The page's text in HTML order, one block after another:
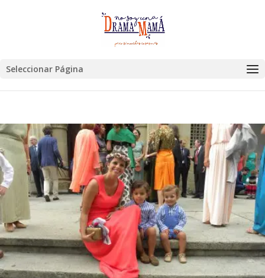
Seleccionar Página